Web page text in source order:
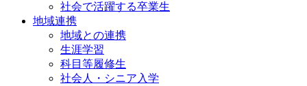
社会で活躍する卒業生
地域連携
地域との連携
生涯学習
科目等履修生
社会人・シニア入学